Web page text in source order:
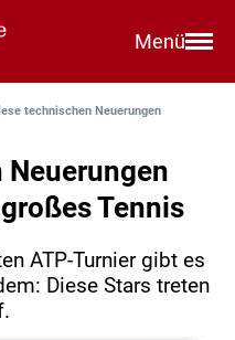
Menü
technischen Neuerungen
Tennis
ATP-Turnier gibt es
Diese Stars treten